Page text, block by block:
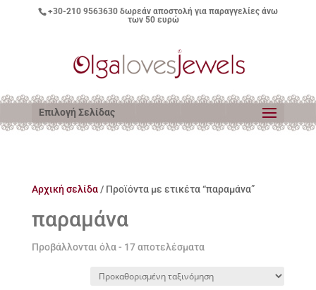
+30-210 9563630δωρεάν αποστολή για παραγγελίες άνω
των 50 ευρώ
Επιλογή Σελίδας
Αρχική σελίδα/ Προϊόντα με ετικέτα “παραμάνα”
παραμάνα
Προβάλλονται όλα - 17 αποτελέσματα